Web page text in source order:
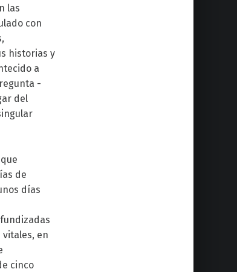
las
con
historias y
a
-
del
de
días
vitales, en
cinco